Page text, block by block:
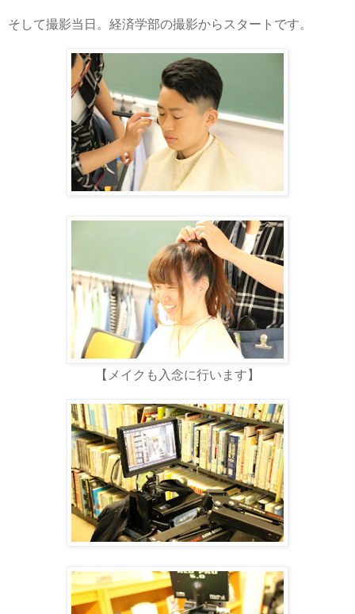
そして撮影当日。経済学部の撮影からスタートです。
【メイクも入念に行います】